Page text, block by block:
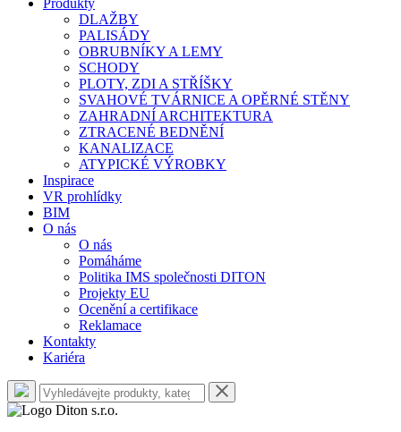
Produkty
DLAŽBY
PALISÁDY
OBRUBNÍKY A LEMY
SCHODY
PLOTY, ZDI A STŘÍŠKY
SVAHOVÉ TVÁRNICE A OPĚRNÉ STĚNY
ZAHRADNÍ ARCHITEKTURA
ZTRACENÉ BEDNĚNÍ
KANALIZACE
ATYPICKÉ VÝROBKY
Inspirace
VR prohlídky
BIM
O nás
O nás
Pomáháme
Politika IMS společnosti DITON
Projekty EU
Ocenění a certifikace
Reklamace
Kontakty
Kariéra